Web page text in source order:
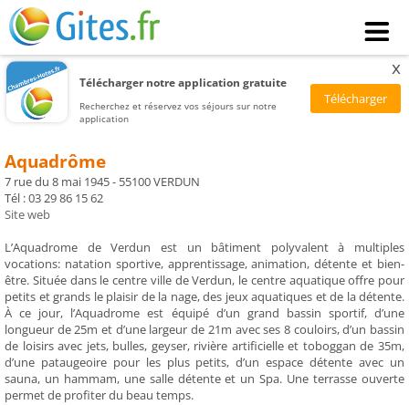
Télécharger notre application gratuite
Recherchez et réservez vos séjours sur notre
application
x
Aquadrôme
7 rue du 8 mai 1945 - 55100 VERDUN
Tél : 03 29 86 15 62
Site web
L’Aquadrome de Verdun est un bâtiment polyvalent à multiples
vocations: natation sportive, apprentissage, animation, détente et bien-
être. Située dans le centre ville de Verdun, le centre aquatique offre pour
petits et grands le plaisir de la nage, des jeux aquatiques et de la détente.
À ce jour, l’Aquadrome est équipé d’un grand bassin sportif, d’une
longueur de 25m et d’une largeur de 21m avec ses 8 couloirs, d’un bassin
de loisirs avec jets, bulles, geyser, rivière artificielle et toboggan de 35m,
d’une pataugeoire pour les plus petits, d’un espace détente avec un
sauna, un hammam, une salle détente et un Spa. Une terrasse ouverte
permet de profiter du beau temps.